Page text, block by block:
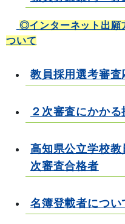
◎インターネット出願
ついて
教員採用選考審
２次審査にかか
高知県公立学校
次審査合格者
名簿登載者につい